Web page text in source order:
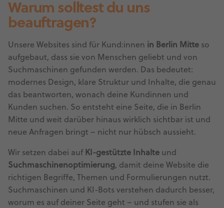
Warum solltest du uns
beauftragen?
Unsere Websites sind für Kund:innen in Berlin Mitte so
aufgebaut, dass sie von Menschen geliebt und von
Suchmaschinen gefunden werden. Das bedeutet:
modernes Design, klare Struktur und Inhalte, die genau
das beantworten, wonach deine Kundinnen und
Kunden suchen. So entsteht eine Seite, die in Berlin
Mitte und weit darüber hinaus wirklich sichtbar ist und
neue Anfragen bringt – nicht nur hübsch aussieht.
Wir setzen dabei auf KI-gestützte Inhalte und
Suchmaschinenoptimierung, damit deine Website die
richtigen Begriffe, Themen und Formulierungen nutzt.
Suchmaschinen und KI-Bots verstehen dadurch besser,
worum es auf deiner Seite geht – und stufen sie als